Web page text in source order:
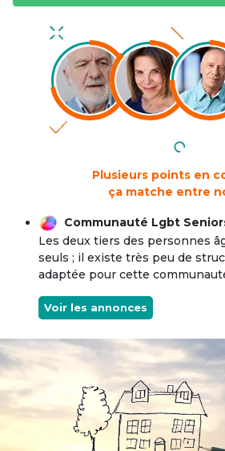
Plusieurs points en
ça matche entre
Communauté Lgbt
Les deux tiers des personnes
seuls ; il existe très peu de
adaptée pour cette
Voir les annonces